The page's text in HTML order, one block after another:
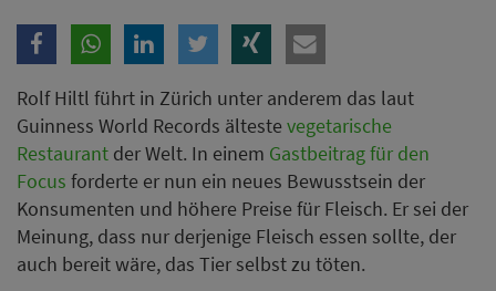
Rolf Hiltl führt in Zürich unter anderem das laut
Guinness World Records älteste vegetarische
Restaurant der Welt. In einem Gastbeitrag für den
Focus forderte er nun ein neues Bewusstsein der
Konsumenten und höhere Preise für Fleisch. Er sei der
Meinung, dass nur derjenige Fleisch essen sollte, der
auch bereit wäre, das Tier selbst zu töten.
Anmelden Danke, heute nicht